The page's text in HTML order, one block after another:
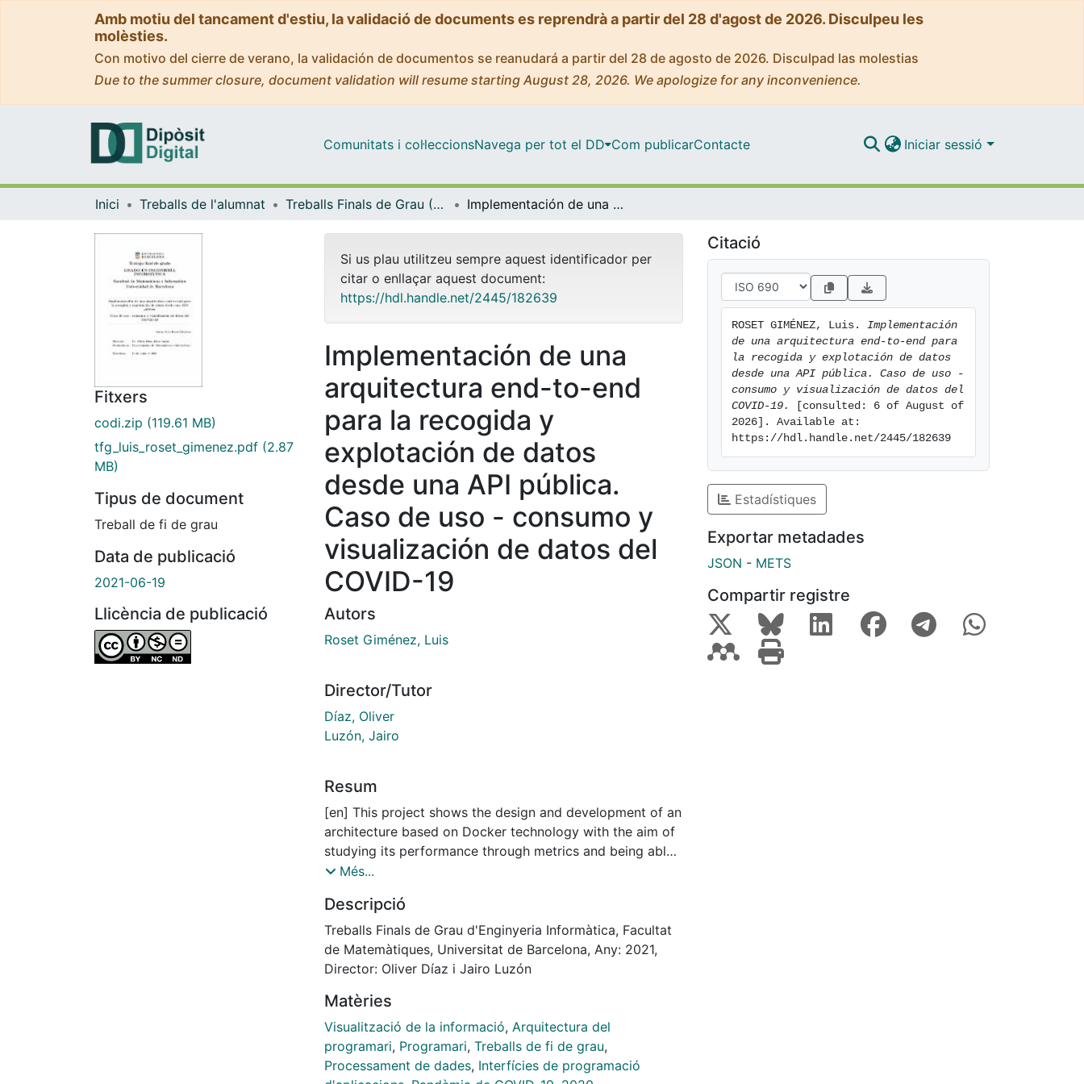
Amb motiu del tancament d'estiu, la validació de documents es reprendrà a partir del 28 d'agost de 2026. Disculpeu les
molèsties.
Con motivo del cierre de verano, la validación de documentos se reanudará a partir del 28 de agosto de 2026. Disculpad las molestias
Due to the summer closure, document validation will resume starting August 28, 2026. We apologize for any inconvenience.
Comunitats i col·leccionsNavega per tot el DD Com publicarContacte Iniciar sessió
Inici Treballs de l'alumnat Treballs Finals de Grau (TFG) - Enginyeria Informàtica Implementación de una arquitectura end-to-end para la recogida y explotación de datos desde una API pública. Caso de uso - consumo y visualización de datos del COVID-19
Fitxers
codi.zip (119.61 MB)
tfg_luis_roset_gimenez.pdf (2.87
MB)
Tipus de document
Treball de fi de grau
Data de publicació
2021-06-19
Llicència de publicació
Si us plau utilitzeu sempre aquest identificador per
citar o enllaçar aquest document:
https://hdl.handle.net/2445/182639
Implementación de una
arquitectura end-to-end
para la recogida y
explotación de datos
desde una API pública.
Caso de uso - consumo y
visualización de datos del
COVID-19
Autors
Roset Giménez, Luis
Director/Tutor
Díaz, Oliver
Luzón, Jairo
Resum
[en] This project shows the design and development of an
architecture based on Docker technology with the aim of
studying its performance through metrics and being able
to generate the visualization of the data in real time to
global incidence of COVID-19 have been used.
The architecture consists of different parts that configure
it and for its implementation the most current and
innovative tools have been used. For the data collection
API (Application Programming Interface) of data, for data
storage MongoDB has been used as a database, for data
processing and its subsequent Visualization of the
metrics, Prometheus has been used together with Grafana,
Més...
Descripció
Treballs Finals de Grau d'Enginyeria Informàtica, Facultat
de Matemàtiques, Universitat de Barcelona, Any: 2021,
Director: Oliver Díaz i Jairo Luzón
Matèries
Visualització de la informació, Arquitectura del
programari, Programari, Treballs de fi de grau,
Processament de dades, Interfícies de programació
Citació
ROSET GIMÉNEZ, Luis. Implementación
de una arquitectura end-to-end para
la recogida y explotación de datos
desde una API pública. Caso de uso -
consumo y visualización de datos del
COVID-19.
[consulted: 6 of August of
2026]. Available at:
https://hdl.handle.net/2445/182639
Estadístiques
Exportar metadades
JSON - METS
Compartir registre